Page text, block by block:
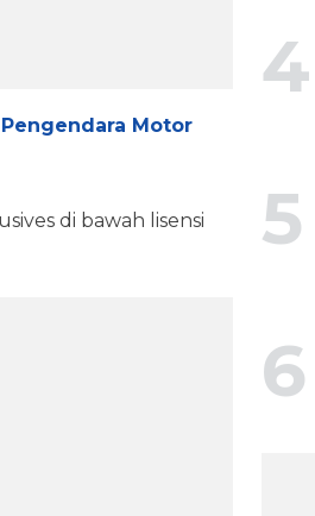
Motor
di bawah lisensi
4
5
6